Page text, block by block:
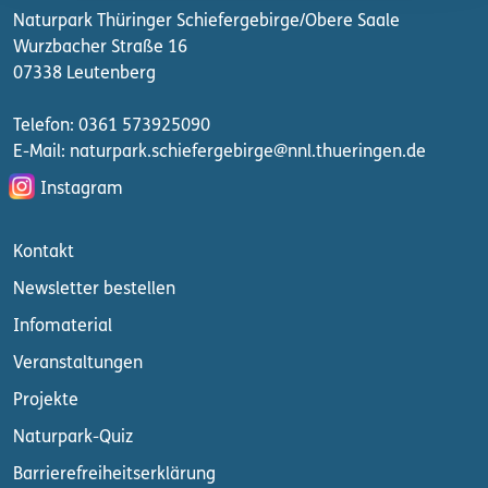
Naturpark Thüringer Schiefergebirge/Obere Saale
Wurzbacher Straße 16
07338 Leutenberg
Telefon: 0361 573925090
E-Mail: naturpark.schiefergebirge@nnl.thueringen.de
Instagram
Kontakt
Newsletter bestellen
Infomaterial
Veranstaltungen
Projekte
Naturpark-Quiz
Barrierefreiheitserklärung